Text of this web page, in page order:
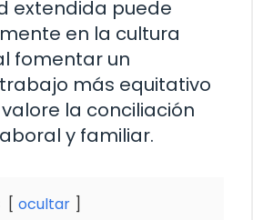
extendida puede
en la cultura
fomentar un
más equitativo
la conciliación
y familiar.
ocultar